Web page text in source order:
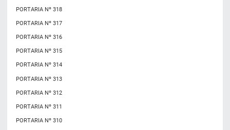
PORTARIA Nº 318
PORTARIA Nº 317
PORTARIA Nº 316
PORTARIA Nº 315
PORTARIA Nº 314
PORTARIA Nº 313
PORTARIA Nº 312
PORTARIA Nº 311
PORTARIA Nº 310